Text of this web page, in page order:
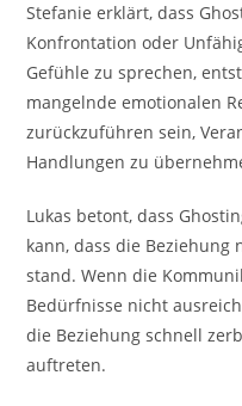
Stefanie erklärt, dass
Konfrontation oder
Gefühle zu sprechen,
mangelnde emotionalen
zurückzuführen sein,
Handlungen zu
Lukas betont, dass
kann, dass die
stand. Wenn die
Bedürfnisse nicht
die Beziehung schnell
auftreten.